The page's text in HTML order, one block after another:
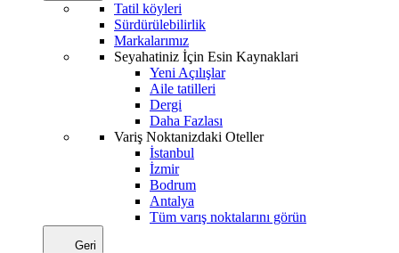
Tatil köyleri
Sürdürülebilirlik
Markalarımız
Seyahatiniz İçin Esin Kaynaklari
Yeni Açılışlar
Aile tatilleri
Dergi
Daha Fazlası
Variş Noktanizdaki Oteller
İstanbul
İzmir
Bodrum
Antalya
Tüm varış noktalarını görün
Geri